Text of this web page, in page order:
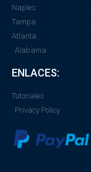
Naples
Tampa
Atlanta
Alabama
ENLACES:
Tutoriales
Privacy Policy